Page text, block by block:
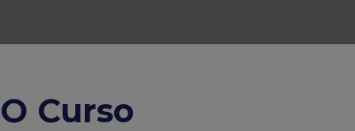
O Curso